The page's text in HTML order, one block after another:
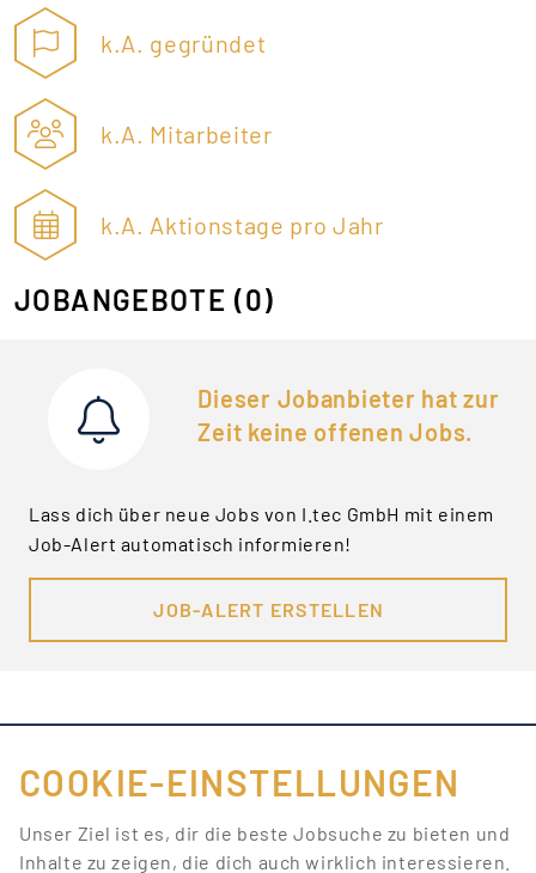
k.A. gegründet
k.A. Mitarbeiter
k.A. Aktionstage pro Jahr
JOBANGEBOTE (0)
Dieser Jobanbieter hat zur
Zeit keine offenen Jobs.
Lass dich über neue Jobs von I.tec GmbH mit einem
Job-Alert automatisch informieren!
JOB-ALERT ERSTELLEN
FÜR JOBANBIETER
LINKS
COOKIE-EINSTELLUNGEN
Unser Ziel ist es, dir die beste Jobsuche zu bieten und
Inhalte zu zeigen, die dich auch wirklich interessieren.